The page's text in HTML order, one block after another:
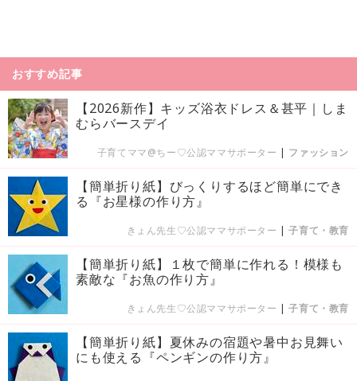
おすすめ記事
【2026新作】キッズ浴衣ドレス＆甚平｜しま
むらバースデイ
子育てママ@ちー♡公認ママサポーター | ファッション
【簡単折り紙】びっくりするほど簡単にでき
る『お星様の作り方』
きょん先生♡公認ママサポーター |子育て・教育
【簡単折り紙】１枚で簡単に作れる！模様も
素敵な『お魚の作り方』
きょん先生♡公認ママサポーター |子育て・教育
【簡単折り紙】夏休みの宿題や暑中お見舞い
にも使える『ペンギンの作り方』